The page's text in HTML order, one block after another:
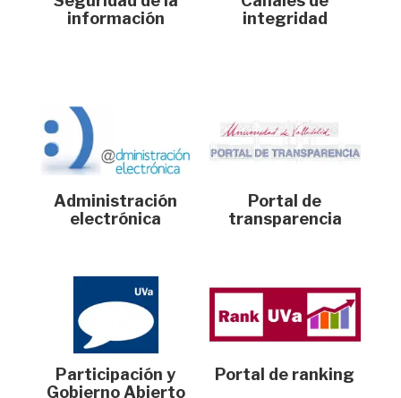
información
integridad
Administración
electrónica
Portal de
transparencia
Participación y
Gobierno Abierto
Portal de ranking